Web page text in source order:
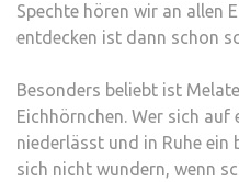
Spechte hören wir an allen
entdecken ist dann schon
Besonders beliebt ist
Eichhörnchen. Wer sich auf
niederlässt und in Ruhe
sich nicht wundern, wenn